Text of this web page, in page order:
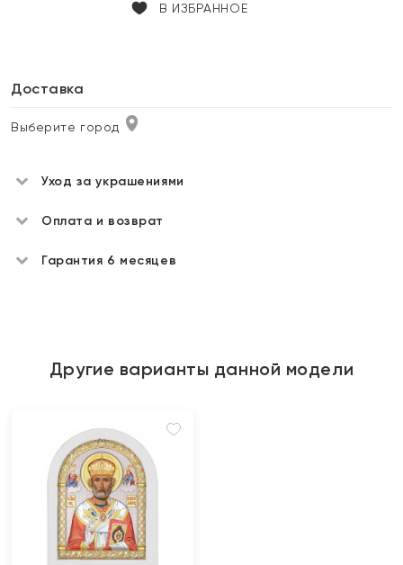
В ИЗБРАННОЕ
Доставка
Выберите город
Уход за украшениями
Оплата и возврат
Гарантия 6 месяцев
Другие варианты данной модели